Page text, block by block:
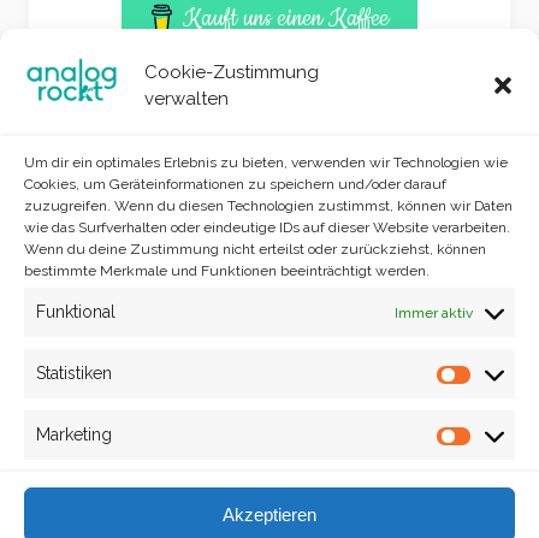
Cookie-Zustimmung
verwalten
Um dir ein optimales Erlebnis zu bieten, verwenden wir Technologien wie
Cookies, um Geräteinformationen zu speichern und/oder darauf
zuzugreifen. Wenn du diesen Technologien zustimmst, können wir Daten
wie das Surfverhalten oder eindeutige IDs auf dieser Website verarbeiten.
Wenn du deine Zustimmung nicht erteilst oder zurückziehst, können
bestimmte Merkmale und Funktionen beeinträchtigt werden.
Funktional Immer aktiv
Statistiken
Marketing
Akzeptieren
Kauft uns einen Kaffee
Impressum
Danke für euren Besuch.